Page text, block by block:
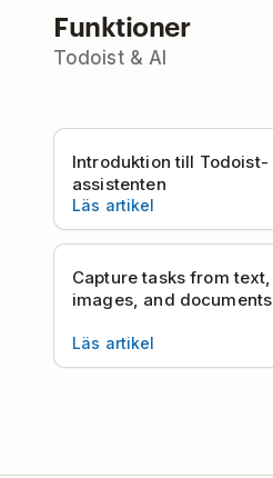
Funktioner
Todoist & AI
Introduktion till Todoist-
assistenten
Läs artikel
Capture tasks from text,
images, and documents
Läs artikel